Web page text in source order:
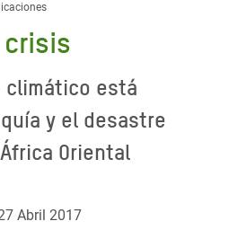
climático está
y el desastre
Oriental
Abril 2017